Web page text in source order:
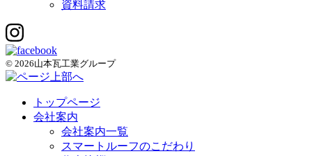
資料請求
© 2026山本瓦工業グループ
トップページ
会社案内
会社案内一覧
スマートルーフのこだわり